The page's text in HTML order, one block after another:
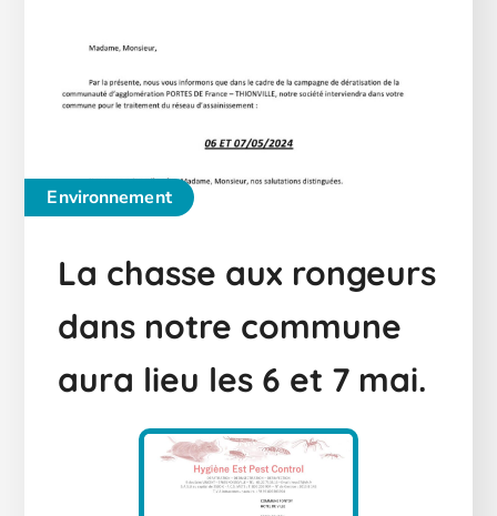
Environnement
La chasse aux rongeurs
dans notre commune
aura lieu les 6 et 7 mai.